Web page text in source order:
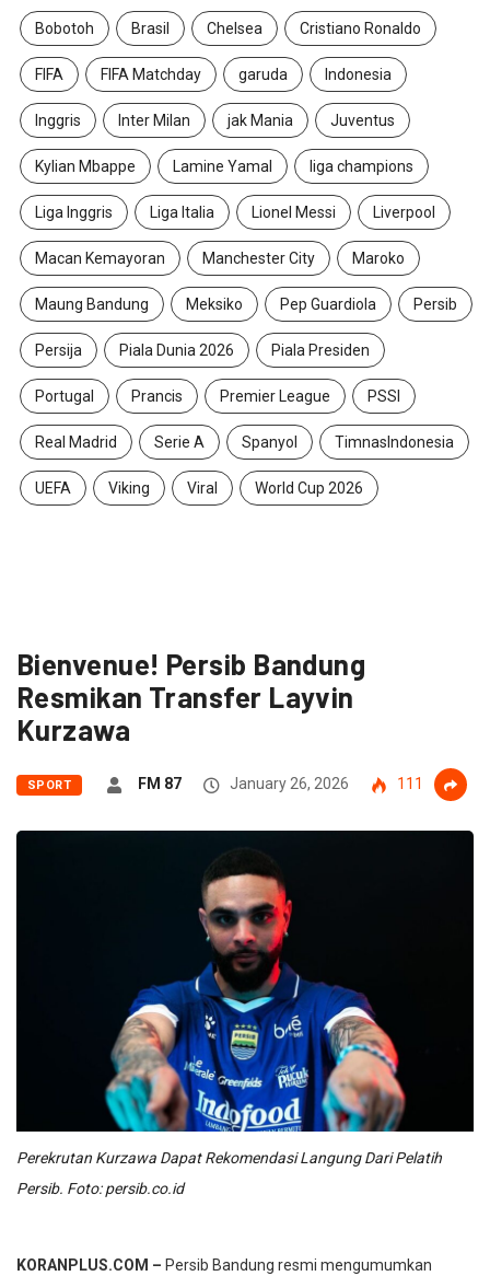
Bobotoh Brasil Chelsea Cristiano Ronaldo
FIFA FIFA Matchday garuda Indonesia
Inggris Inter Milan jak Mania Juventus
Kylian Mbappe Lamine Yamal liga champions
Liga Inggris Liga Italia Lionel Messi Liverpool
Macan Kemayoran Manchester City Maroko
Maung Bandung Meksiko Pep Guardiola Persib
Persija Piala Dunia 2026 Piala Presiden
Portugal Prancis Premier League PSSI
Real Madrid Serie A Spanyol TimnasIndonesia
UEFA Viking Viral World Cup 2026
Bienvenue! Persib Bandung
Resmikan Transfer Layvin
Kurzawa
SPORT FM 87 January 26, 2026 111
Perekrutan Kurzawa Dapat Rekomendasi Langung Dari Pelatih
Persib. Foto: persib.co.id
KORANPLUS.COM – Persib Bandung resmi mengumumkan